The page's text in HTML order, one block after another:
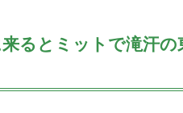
るとミットで滝汗の